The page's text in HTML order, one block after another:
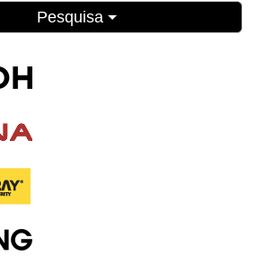
Pesquisa